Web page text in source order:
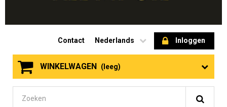
Inloggen
Nederlands
Contact
WINKELWAGEN (leeg)